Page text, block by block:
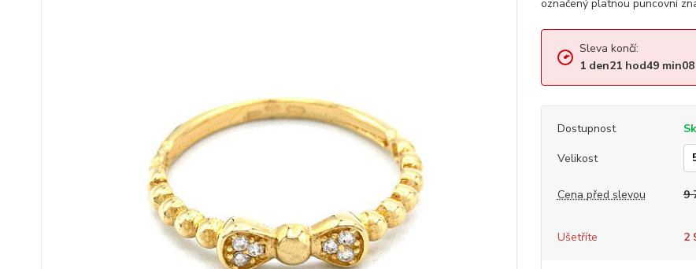
označený platnou puncovní
Sleva končí:
1 den21hod49min07
Dostupnost
Velikost
Cena před slevou
9
Ušetříte
2